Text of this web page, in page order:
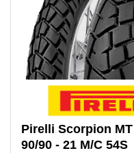
Pirelli Scorpion MT
90/90 - 21 M/C 54S